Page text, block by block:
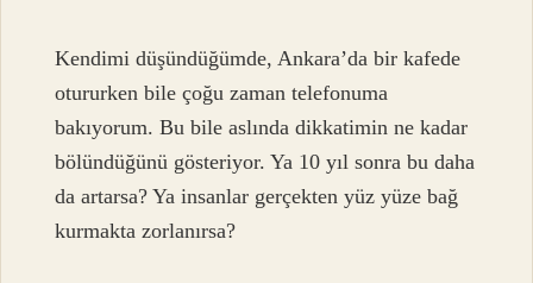
Kendimi düşündüğümde, Ankara’da bir kafede
otururken bile çoğu zaman telefonuma
bakıyorum. Bu bile aslında dikkatimin ne kadar
bölündüğünü gösteriyor. Ya 10 yıl sonra bu daha
da artarsa? Ya insanlar gerçekten yüz yüze bağ
kurmakta zorlanırsa?